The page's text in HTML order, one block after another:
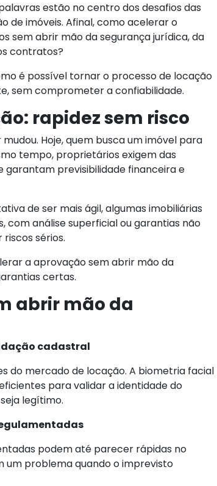
estão no centro dos desafios das
de imóveis. Afinal, como acelerar o
sem abrir mão da segurança jurídica, da
contratos?
é possível tornar o processo de locação
sem comprometer a confiabilidade.
rapidez sem risco
Hoje, quem busca um imóvel para
tempo, proprietários exigem das
garantam previsibilidade financeira e
de ser mais ágil, algumas imobiliárias
com análise superficial ou garantias não
sérios.
a aprovação sem abrir mão da
certas.
abrir mão da
cadastral
do mercado de locação. A biometria facial
para validar a identidade do
legítimo.
podem até parecer rápidas no
um problema quando o imprevisto